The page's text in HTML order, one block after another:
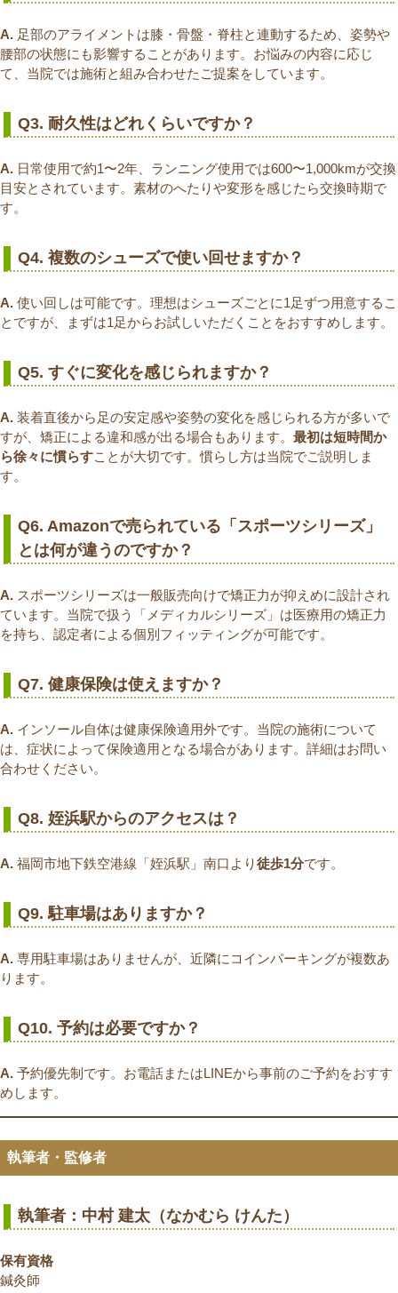
A. 足部のアライメントは膝・骨盤・脊柱と連動するため、姿勢や
腰部の状態にも影響することがあります。お悩みの内容に応じ
て、当院では施術と組み合わせたご提案をしています。
Q3. 耐久性はどれくらいですか？
A. 日常使用で約1〜2年、ランニング使用では600〜1,000kmが交換
目安とされています。素材のへたりや変形を感じたら交換時期で
す。
Q4. 複数のシューズで使い回せますか？
A. 使い回しは可能です。理想はシューズごとに1足ずつ用意するこ
とですが、まずは1足からお試しいただくことをおすすめします。
Q5. すぐに変化を感じられますか？
A. 装着直後から足の安定感や姿勢の変化を感じられる方が多いで
すが、矯正による違和感が出る場合もあります。 最初は短時間か
ら徐々に慣らすことが大切です。慣らし方は当院でご説明しま
す。
Q6. Amazonで売られている「スポーツシリーズ」
とは何が違うのですか？
A. スポーツシリーズは一般販売向けで矯正力が抑えめに設計され
ています。当院で扱う「メディカルシリーズ」は医療用の矯正力
を持ち、認定者による個別フィッティングが可能です。
Q7. 健康保険は使えますか？
A. インソール自体は健康保険適用外です。当院の施術について
は、症状によって保険適用となる場合があります。詳細はお問い
合わせください。
Q8. 姪浜駅からのアクセスは？
A. 福岡市地下鉄空港線「姪浜駅」南口より徒歩1分です。
Q9. 駐車場はありますか？
A. 専用駐車場はありませんが、近隣にコインパーキングが複数あ
ります。
Q10. 予約は必要ですか？
A. 予約優先制です。お電話またはLINEから事前のご予約をおすす
めします。
執筆者・監修者
執筆者：中村 建太（なかむら けんた）
保有資格
鍼灸師